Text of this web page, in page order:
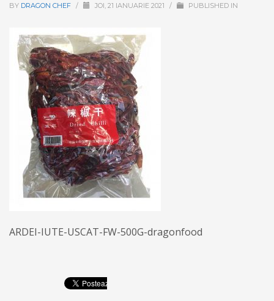
BY DRAGON CHEF / JOI, 21 IANUARIE 2021 / PUBLISHED IN
ARDEI-IUTE-USCAT-FW-500G-dragonfood